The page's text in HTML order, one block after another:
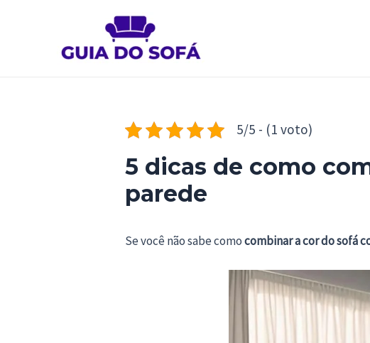
5/5 - (1 voto)
5 dicas de como
parede
Se você não sabe comocombinar a cor do sofá